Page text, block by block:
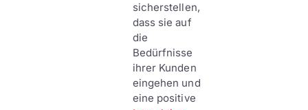
sicherstellen,
dass sie auf
die
Bedürfnisse
ihrer Kunden
eingehen und
eine positive